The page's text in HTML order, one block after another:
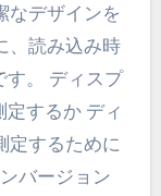
なデザインを
、読み込み時
す。 ディスプ
するか ディ
定するために
バージョン